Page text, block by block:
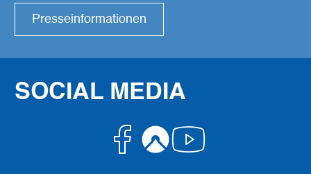
Presseinformationen
SOCIAL MEDIA
Facebook
Komoot
Youtube